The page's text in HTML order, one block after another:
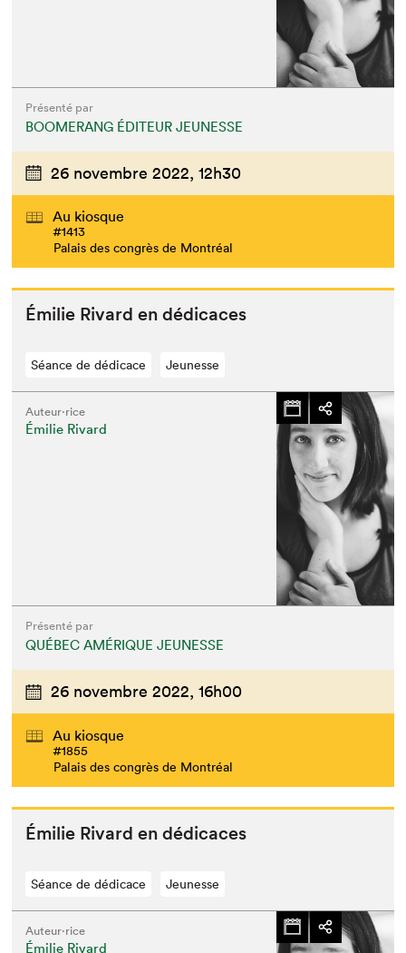
Présenté par
BOOMERANG ÉDITEUR JEUNESSE
26 novembre 2022, 12h30
Au kiosque
#1413
Palais des congrès de Montréal
Émi­lie Rivard en dédicaces
Séance de dédicace Jeunesse
Auteur·rice
Émilie Rivard
Présenté par
QUÉBEC AMÉRIQUE JEUNESSE
26 novembre 2022, 16h00
Au kiosque
#1855
Palais des congrès de Montréal
Émi­lie Rivard en dédicaces
Séance de dédicace Jeunesse
Auteur·rice
Émilie Rivard